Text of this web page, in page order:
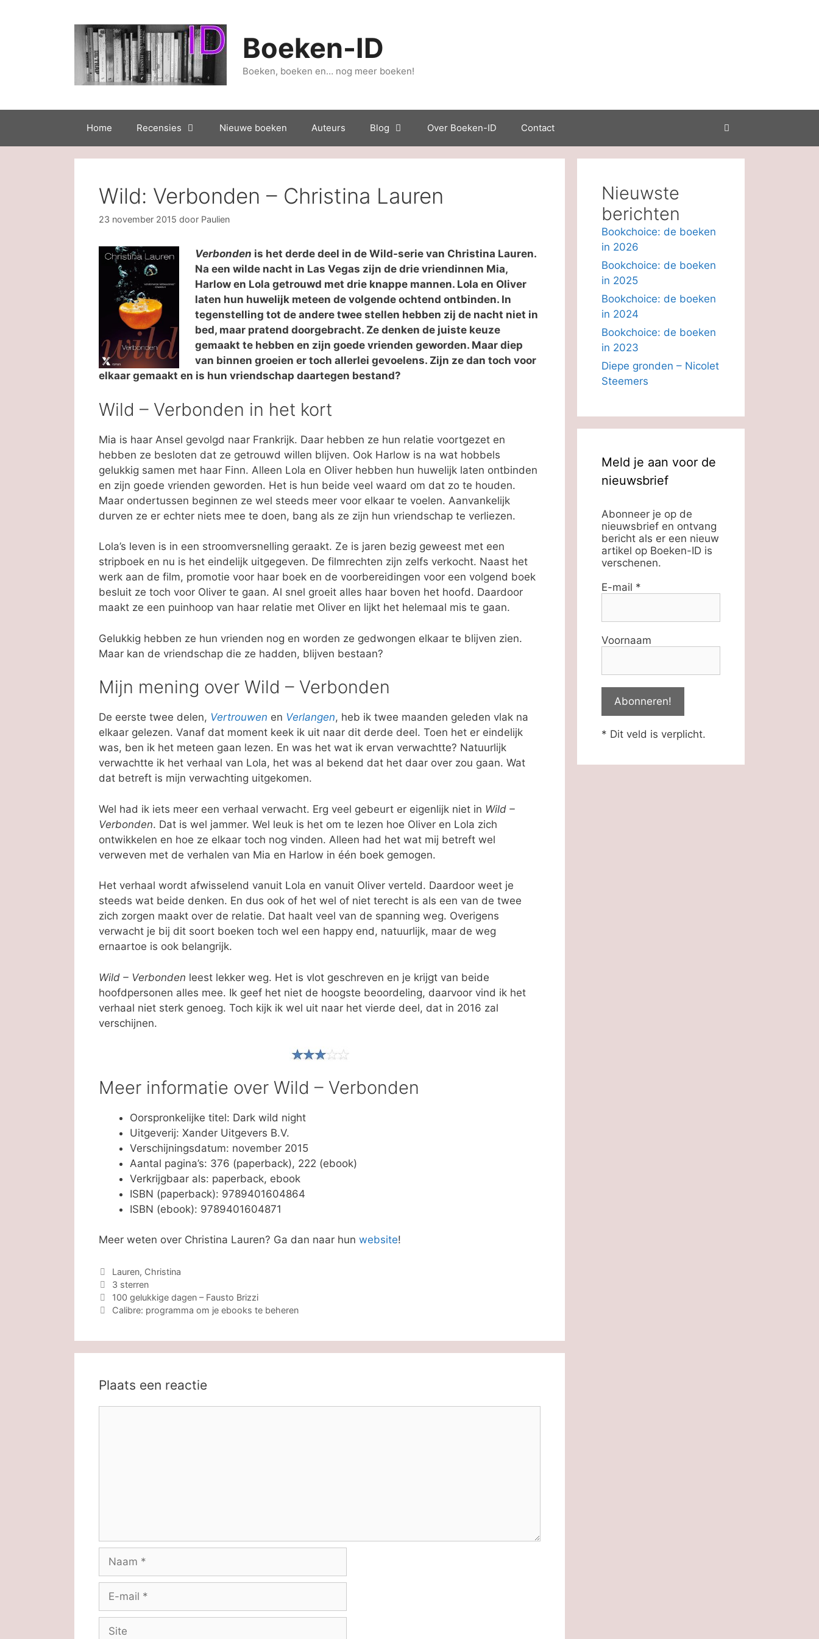
Boeken-ID
Boeken, boeken en… nog meer boeken!
Home Recensies Nieuwe boeken Auteurs Blog Over Boeken-ID Contact
Wild: Verbonden – Christina Lauren
23 november 2015 door Paulien
Verbonden is het derde deel in de Wild-serie van Christina Lauren.
Na een wilde nacht in Las Vegas zijn de drie vriendinnen Mia,
Harlow en Lola getrouwd met drie knappe mannen. Lola en Oliver
laten hun huwelijk meteen de volgende ochtend ontbinden. In
tegenstelling tot de andere twee stellen hebben zij de nacht niet in
bed, maar pratend doorgebracht. Ze denken de juiste keuze
gemaakt te hebben en zijn goede vrienden geworden. Maar diep
van binnen groeien er toch allerlei gevoelens. Zijn ze dan toch voor
elkaar gemaakt en is hun vriendschap daartegen bestand?
Wild – Verbonden in het kort
Mia is haar Ansel gevolgd naar Frankrijk. Daar hebben ze hun relatie voortgezet en
hebben ze besloten dat ze getrouwd willen blijven. Ook Harlow is na wat hobbels
gelukkig samen met haar Finn. Alleen Lola en Oliver hebben hun huwelijk laten ontbinden
en zijn goede vrienden geworden. Het is hun beide veel waard om dat zo te houden.
Maar ondertussen beginnen ze wel steeds meer voor elkaar te voelen. Aanvankelijk
durven ze er echter niets mee te doen, bang als ze zijn hun vriendschap te verliezen.
Lola’s leven is in een stroomversnelling geraakt. Ze is jaren bezig geweest met een
stripboek en nu is het eindelijk uitgegeven. De filmrechten zijn zelfs verkocht. Naast het
werk aan de film, promotie voor haar boek en de voorbereidingen voor een volgend boek
besluit ze toch voor Oliver te gaan. Al snel groeit alles haar boven het hoofd. Daardoor
maakt ze een puinhoop van haar relatie met Oliver en lijkt het helemaal mis te gaan.
Gelukkig hebben ze hun vrienden nog en worden ze gedwongen elkaar te blijven zien.
Maar kan de vriendschap die ze hadden, blijven bestaan?
Mijn mening over Wild – Verbonden
De eerste twee delen, Vertrouwen en Verlangen, heb ik twee maanden geleden vlak na
elkaar gelezen. Vanaf dat moment keek ik uit naar dit derde deel. Toen het er eindelijk
was, ben ik het meteen gaan lezen. En was het wat ik ervan verwachtte? Natuurlijk
verwachtte ik het verhaal van Lola, het was al bekend dat het daar over zou gaan. Wat
dat betreft is mijn verwachting uitgekomen.
Wel had ik iets meer een verhaal verwacht. Erg veel gebeurt er eigenlijk niet in Wild –
Verbonden. Dat is wel jammer. Wel leuk is het om te lezen hoe Oliver en Lola zich
ontwikkelen en hoe ze elkaar toch nog vinden. Alleen had het wat mij betreft wel
verweven met de verhalen van Mia en Harlow in één boek gemogen.
Het verhaal wordt afwisselend vanuit Lola en vanuit Oliver verteld. Daardoor weet je
steeds wat beide denken. En dus ook of het wel of niet terecht is als een van de twee
zich zorgen maakt over de relatie. Dat haalt veel van de spanning weg. Overigens
verwacht je bij dit soort boeken toch wel een happy end, natuurlijk, maar de weg
ernaartoe is ook belangrijk.
Wild – Verbonden leest lekker weg. Het is vlot geschreven en je krijgt van beide
hoofdpersonen alles mee. Ik geef het niet de hoogste beoordeling, daarvoor vind ik het
verhaal niet sterk genoeg. Toch kijk ik wel uit naar het vierde deel, dat in 2016 zal
verschijnen.
Meer informatie over Wild – Verbonden
Oorspronkelijke titel: Dark wild night
Uitgeverij: Xander Uitgevers B.V.
Verschijningsdatum: november 2015
Aantal pagina’s: 376 (paperback), 222 (ebook)
Verkrijgbaar als: paperback, ebook
ISBN (paperback): 9789401604864
ISBN (ebook): 9789401604871
Meer weten over Christina Lauren? Ga dan naar hun website!
Categorieën
Lauren, Christina
Tags
3 sterren
100 gelukkige dagen – Fausto Brizzi
Calibre: programma om je ebooks te beheren
Plaats een reactie
Naam
Site
Nieuwste
berichten
Bookchoice: de boeken
in 2026
Bookchoice: de boeken
in 2025
Bookchoice: de boeken
in 2024
Bookchoice: de boeken
in 2023
Diepe gronden – Nicolet
Steemers
Meld je aan voor de
nieuwsbrief
Abonneer je op de
nieuwsbrief en ontvang
bericht als er een nieuw
artikel op Boeken-ID is
verschenen.
E-mail *
Voornaam
* Dit veld is verplicht.